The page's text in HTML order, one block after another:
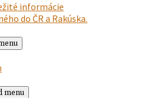
informácie
do ČR a Rakúska.
menu